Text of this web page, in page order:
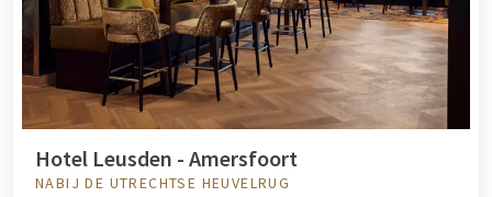
Hotel Leusden - Amersfoort
NABIJ DE UTRECHTSE HEUVELRUG